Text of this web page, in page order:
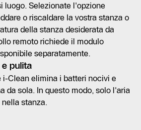
luogo. Selezionate l'opzione
o riscaldare la vostra stanza o
della stanza desiderata da
remoto richiede il modulo
separatamente.
pulita
Clean elimina i batteri nocivi e
da sola. In questo modo, solo l'aria
stanza.